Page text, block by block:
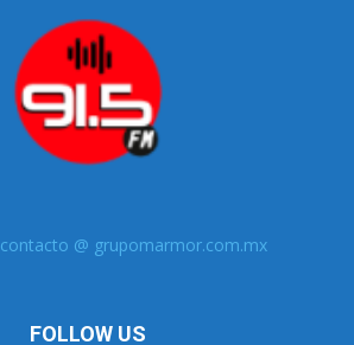
contacto @ grupomarmor.com.mx
FOLLOW US